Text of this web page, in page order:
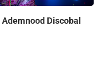
Discobal